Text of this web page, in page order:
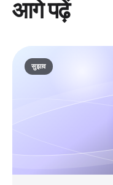
आगे पढ़ें
सुझाव